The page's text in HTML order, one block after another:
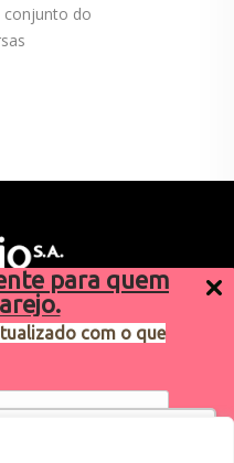
para quem
com o que
melhor
conjunto do
pauta